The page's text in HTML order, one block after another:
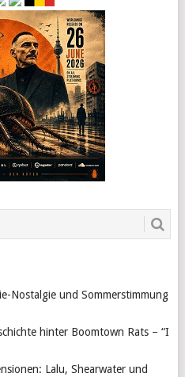
Nostalgie und Sommerstimmung
hinter Boomtown Rats – “I
Lalu, Shearwater und